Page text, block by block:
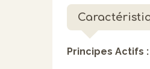
Principes Actifs :